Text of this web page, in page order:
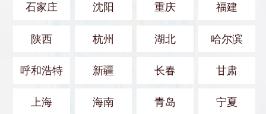
石家庄 沈阳 重庆 福建
陕西 杭州 湖北 哈尔滨
呼和浩特 新疆 长春 甘肃
上海 海南 青岛 宁夏